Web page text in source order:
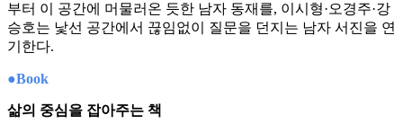
부터 이 공간에 머물러온 듯한 남자 동재를, 이시형·오경주·강
승호는 낯선 공간에서 끊임없이 질문을 던지는 남자 서진을 연
기한다.
●Book
삶의 중심을 잡아주는 책